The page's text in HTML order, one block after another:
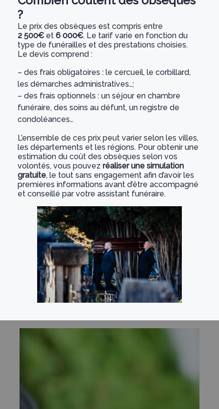
?
Le prix des obsèques est compris entre
2 500€ et 6 000€. Le tarif varie en fonction du
type de funérailles et des prestations choisies.
Le devis comprend :
– des frais obligatoires : le cercueil, le corbillard,
les démarches administratives…;
– des frais optionnels : un séjour en chambre
funéraire, des soins au défunt, un registre de
condoléances…
L’ensemble de ces prix peut varier selon les villes,
les départements et les régions. Pour obtenir une
estimation du coût des obsèques selon vos
volontés, vous pouvez réaliser une simulation
gratuite, le tout sans engagement afin d’avoir les
premières informations avant d’être accompagné
et conseillé par votre assistant funéraire.